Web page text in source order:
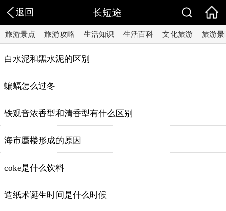
返回 长短途
旅游景点 旅游攻略 生活知识 生活百科 文化旅游 旅游景
白水泥和黑水泥的区别
蝙蝠怎么过冬
铁观音浓香型和清香型有什么区别
海市蜃楼形成的原因
coke是什么饮料
造纸术诞生时间是什么时候